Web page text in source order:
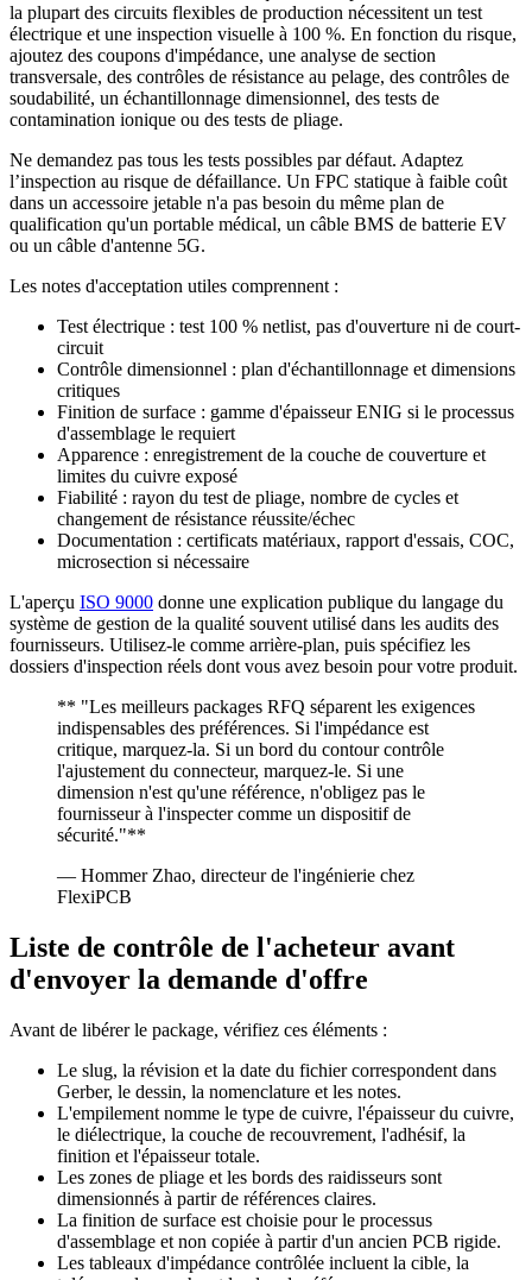
la plupart des circuits flexibles de production nécessitent un test
électrique et une inspection visuelle à 100 %. En fonction du risque,
ajoutez des coupons d'impédance, une analyse de section
transversale, des contrôles de résistance au pelage, des contrôles de
soudabilité, un échantillonnage dimensionnel, des tests de
contamination ionique ou des tests de pliage.
Ne demandez pas tous les tests possibles par défaut. Adaptez
l’inspection au risque de défaillance. Un FPC statique à faible coût
dans un accessoire jetable n'a pas besoin du même plan de
qualification qu'un portable médical, un câble BMS de batterie EV
ou un câble d'antenne 5G.
Les notes d'acceptation utiles comprennent :
Test électrique : test 100 % netlist, pas d'ouverture ni de court-
circuit
Contrôle dimensionnel : plan d'échantillonnage et dimensions
critiques
Finition de surface : gamme d'épaisseur ENIG si le processus
d'assemblage le requiert
Apparence : enregistrement de la couche de couverture et
limites du cuivre exposé
Fiabilité : rayon du test de pliage, nombre de cycles et
changement de résistance réussite/échec
Documentation : certificats matériaux, rapport d'essais, COC,
microsection si nécessaire
L'aperçu ISO 9000 donne une explication publique du langage du
système de gestion de la qualité souvent utilisé dans les audits des
fournisseurs. Utilisez-le comme arrière-plan, puis spécifiez les
dossiers d'inspection réels dont vous avez besoin pour votre produit.
** "Les meilleurs packages RFQ séparent les exigences
indispensables des préférences. Si l'impédance est
critique, marquez-la. Si un bord du contour contrôle
l'ajustement du connecteur, marquez-le. Si une
dimension n'est qu'une référence, n'obligez pas le
fournisseur à l'inspecter comme un dispositif de
sécurité."**
— Hommer Zhao, directeur de l'ingénierie chez
FlexiPCB
Liste de contrôle de l'acheteur avant
d'envoyer la demande d'offre
Avant de libérer le package, vérifiez ces éléments :
Le slug, la révision et la date du fichier correspondent dans
Gerber, le dessin, la nomenclature et les notes.
L'empilement nomme le type de cuivre, l'épaisseur du cuivre,
le diélectrique, la couche de recouvrement, l'adhésif, la
finition et l'épaisseur totale.
Les zones de pliage et les bords des raidisseurs sont
dimensionnés à partir de références claires.
La finition de surface est choisie pour le processus
d'assemblage et non copiée à partir d'un ancien PCB rigide.
Les tableaux d'impédance contrôlée incluent la cible, la